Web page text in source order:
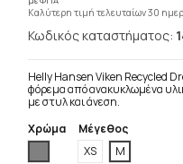
Καλύτερη τιμή τελευταίων 30
Κωδικός καταστήματος:
Helly Hansen Viken Recycled
φόρεμα από ανακυκλωμένα
με στυλ και άνεση.
Χρώμα
Μέγεθος
XS
M